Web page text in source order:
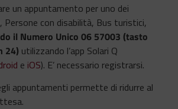
un appuntamento per uno dei
Persone con disabilità, Bus turistici,
il Numero Unico 06 57003 (tasto
24) utilizzando l’app Solari Q
e iOS). E’ necessario registrarsi.
appuntamenti permette di ridurre al